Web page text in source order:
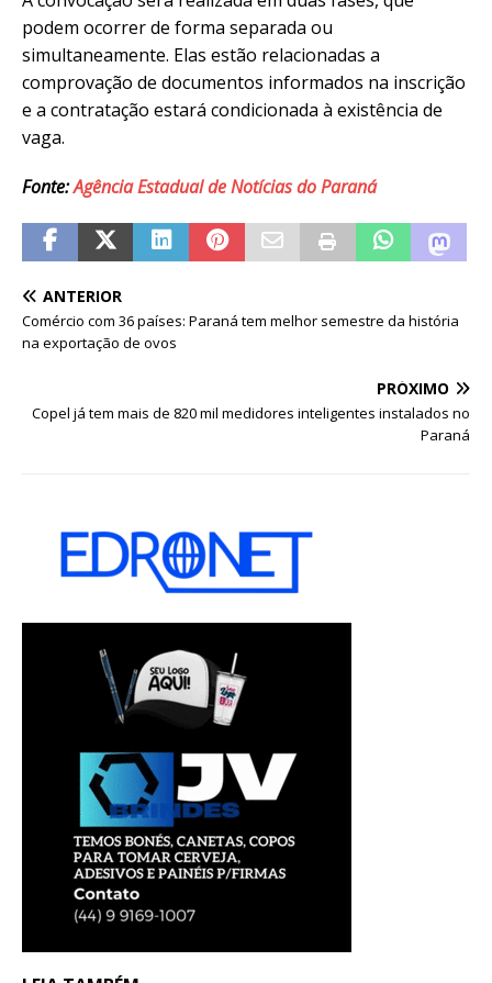
podem ocorrer de forma separada ou
simultaneamente. Elas estão relacionadas a
comprovação de documentos informados na inscrição
e a contratação estará condicionada à existência de
vaga.
Fonte:Agência Estadual de Notícias do Paraná
ANTERIOR
Comércio com 36 países: Paraná tem melhor semestre da história
na exportação de ovos
PRÓXIMO
Copel já tem mais de 820 mil medidores inteligentes instalados no
Paraná